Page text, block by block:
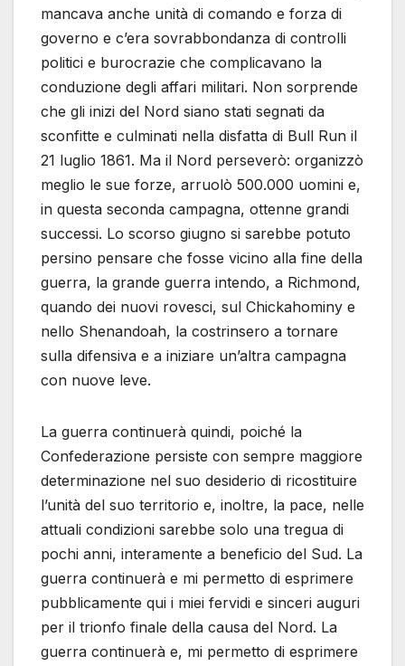
mancava anche unità di comando e forza di
governo e c’era sovrabbondanza di controlli
politici e burocrazie che complicavano la
conduzione degli affari militari. Non sorprende
che gli inizi del Nord siano stati segnati da
sconfitte e culminati nella disfatta di Bull Run il
21 luglio 1861. Ma il Nord perseverò: organizzò
meglio le sue forze, arruolò 500.000 uomini e,
in questa seconda campagna, ottenne grandi
successi. Lo scorso giugno si sarebbe potuto
persino pensare che fosse vicino alla fine della
guerra, la grande guerra intendo, a Richmond,
quando dei nuovi rovesci, sul Chickahominy e
nello Shenandoah, la costrinsero a tornare
sulla difensiva e a iniziare un’altra campagna
con nuove leve.
La guerra continuerà quindi, poiché la
Confederazione persiste con sempre maggiore
determinazione nel suo desiderio di ricostituire
l’unità del suo territorio e, inoltre, la pace, nelle
attuali condizioni sarebbe solo una tregua di
pochi anni, interamente a beneficio del Sud. La
guerra continuerà e mi permetto di esprimere
pubblicamente qui i miei fervidi e sinceri auguri
per il trionfo finale della causa del Nord. La
guerra continuerà e, mi permetto di esprimere